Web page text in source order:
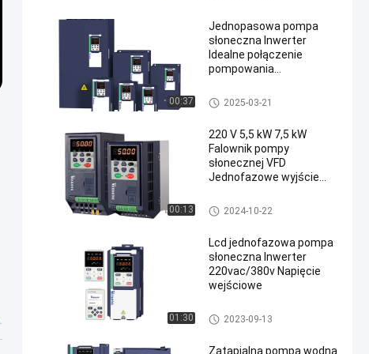
00:37
Jednopasowa pompa
słoneczna Inwerter
Idealne połączenie
pompowania
Falownik pompy solarnej
2025-03-21
00:13
220 V 5,5 kW 7,5 kW
Falownik pompy
słonecznej VFD
Jednofazowe wyjście
Falownik pompy solarnej
2024-10-22
01:30
Lcd jednofazowa pompa
słoneczna Inwerter
220vac/380v Napięcie
wejściowe
Falownik pompy solarnej
2023-09-13
Zatapialna pompa wodna